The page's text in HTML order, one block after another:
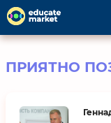
ПРИЯТНО